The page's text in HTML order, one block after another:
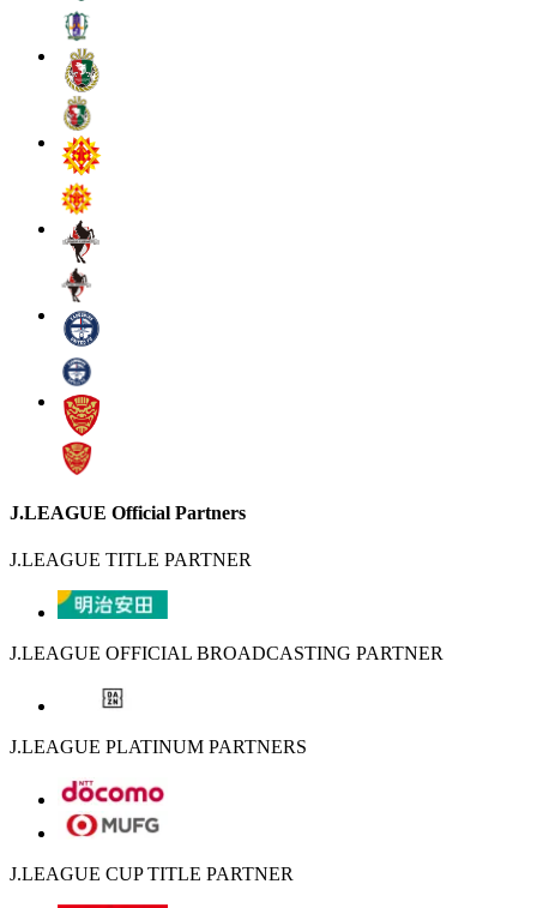
J.LEAGUE Official Partners
J.LEAGUE TITLE PARTNER
J.LEAGUE OFFICIAL BROADCASTING PARTNER
J.LEAGUE PLATINUM PARTNERS
J.LEAGUE CUP TITLE PARTNER